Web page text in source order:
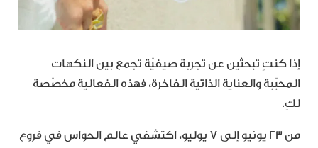
إذا كنتِ تبحثين عن تجربة صيفيّة تجمع بين النكهات
المحبّبة والعناية الذاتية الفاخرة، فهذه الفعالية مخصّصة
لكِ.
من 23 يونيو إلى 7 يوليو، اكتشفي عالم الحواس في فروع